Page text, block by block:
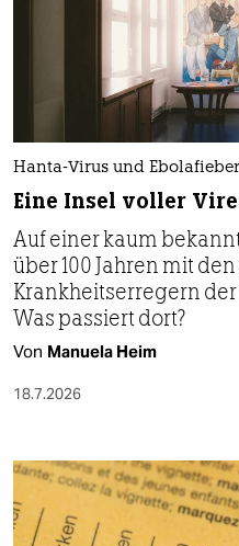
Hanta-Virus und Ebolafieber
Eine Insel voller
Auf einer kaum
über 100 Jahren mit
Krankheitserregern
Was passiert dort?
Von Manuela Heim
18.7.2026